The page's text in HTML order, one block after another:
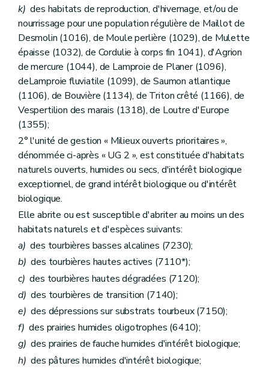
k) des habitats de reproduction, d'hivernage, et/ou de
nourrissage pour une population régulière de Maillot de
Desmolin (1016), de Moule perlière (1029), de Mulette
épaisse (1032), de Cordulie à corps fin 1041), d'Agrion
de mercure (1044), de Lamproie de Planer (1096),
deLamproie fluviatile (1099), de Saumon atlantique
(1106), de Bouvière (1134), de Triton crêté (1166), de
Vespertilion des marais (1318), de Loutre d'Europe
(1355);
2° l'unité de gestion « Milieux ouverts prioritaires »,
dénommée ci-après « UG 2 », est constituée d'habitats
naturels ouverts, humides ou secs, d'intérêt biologique
exceptionnel, de grand intérêt biologique ou d'intérêt
biologique.
Elle abrite ou est susceptible d'abriter au moins un des
habitats naturels et d'espèces suivants:
a) des tourbières basses alcalines (7230);
b) des tourbières hautes actives (7110*);
c) des tourbières hautes dégradées (7120);
d) des tourbières de transition (7140);
e) des dépressions sur substrats tourbeux (7150);
f) des prairies humides oligotrophes (6410);
g) des prairies de fauche humides d'intérêt biologique;
h) des pâtures humides d'intérêt biologique;